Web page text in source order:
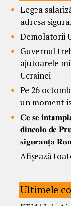
Legea
adresa
Demolatorii
Guvernul
ajutoarele
Ucrainei
Pe 26
un moment
𝐂𝐞 𝐬𝐞
𝐝𝐢𝐧𝐜𝐨𝐥𝐨 𝐝𝐞
𝐬𝐢𝐠𝐮𝐫𝐚𝐧𝐭̦𝐚
Afișează
Ultimele